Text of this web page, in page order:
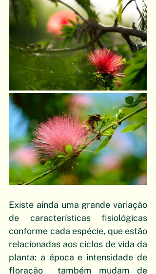
Existe ainda uma grande variação
de características fisiológicas
conforme cada espécie, que estão
relacionadas aos ciclos de vida da
planta: a época e intensidade de
floração  também mudam de